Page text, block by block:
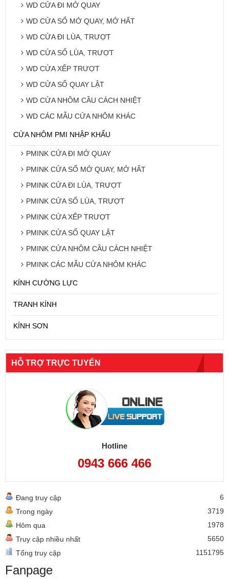
WD CỬA ĐI MỞ QUAY
WD CỬA SỔ MỞ QUAY, MỞ HẤT
WD CỬA ĐI LÙA, TRƯỢT
WD CỬA SỔ LÙA, TRƯỢT
WD CỬA XẾP TRƯỢT
WD CỬA SỔ QUAY LẬT
WD CỬA NHÔM CẦU CÁCH NHIỆT
WD CÁC MẪU CỬA NHÔM KHÁC
CỬA NHÔM PMI NHẬP KHẨU
PMINK CỬA ĐI MỞ QUAY
PMINK CỬA SỔ MỞ QUAY, MỞ HẤT
PMINK CỬA ĐI LÙA, TRƯỢT
PMINK CỬA SỔ LÙA, TRƯỢT
PMINK CỬA XẾP TRƯỢT
PMINK CỬA SỔ QUAY LẬT
PMINK CỬA NHÔM CẦU CÁCH NHIỆT
PMINK CÁC MẪU CỬA NHÔM KHÁC
KÍNH CƯỜNG LỰC
TRANH KÍNH
KÍNH SƠN
HỖ TRỢ TRỰC TUYẾN
Hotline
0943 666 466
Đang truy cập
6
Trong ngày
3719
Hôm qua
1978
Truy cập nhiều nhất
5650
Tổng truy cập
1151795
Fanpage